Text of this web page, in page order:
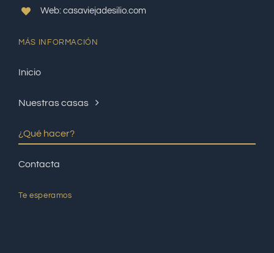
Web: casaviejadesilio.com
MÁS INFORMACIÓN
Inicio
Nuestras casas
¿Qué hacer?
Contacta
Te esperamos